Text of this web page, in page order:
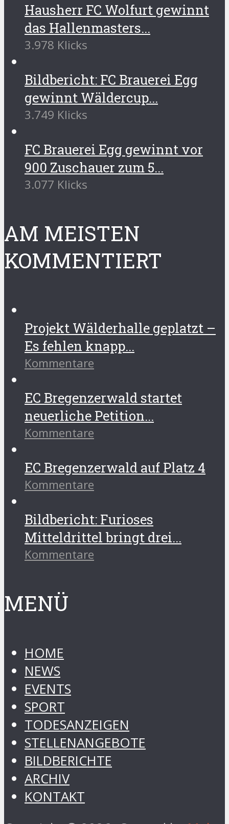
Hausherr FC Wolfurt gewinnt
das Hallenmasters...
3.978 Klicks
Bildbericht: FC Brauerei Egg
gewinnt Wäldercup...
3.749 Klicks
FC Brauerei Egg gewinnt vor
900 Zuschauer zum 5...
3.077 Klicks
AM MEISTEN
KOMMENTIERT
Projekt Wälderhalle geplatzt –
Es fehlen knapp...
Kommentare
EC Bregenzerwald startet
neuerliche Petition...
Kommentare
EC Bregenzerwald auf Platz 4
Kommentare
Bildbericht: Furioses
Mitteldrittel bringt drei...
Kommentare
MENÜ
HOME
NEWS
EVENTS
SPORT
TODESANZEIGEN
STELLENANGEBOTE
BILDBERICHTE
ARCHIV
KONTAKT